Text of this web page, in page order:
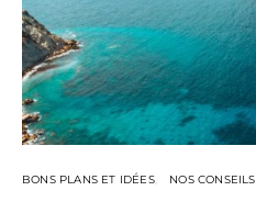
BONS PLANS ET IDÉES NOS CONSEILS